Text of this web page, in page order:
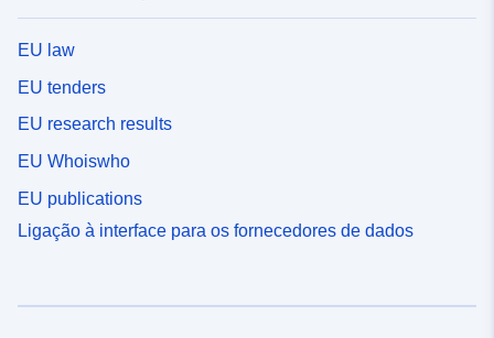
EU law
EU tenders
EU research results
EU Whoiswho
EU publications
Ligação à interface para os fornecedores de dados